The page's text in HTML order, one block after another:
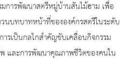
การพัฒนาสตรีหมู่บ้านสันไม้ฮาม เพื่อ
นบทบาทหน้าที่ขององค์กรสตรีในระดับ
รเป็นกลไกสำคัญขับเคลื่อนกิจกรรม
และการพัฒนาคุณภาพชีวิตของคนใน